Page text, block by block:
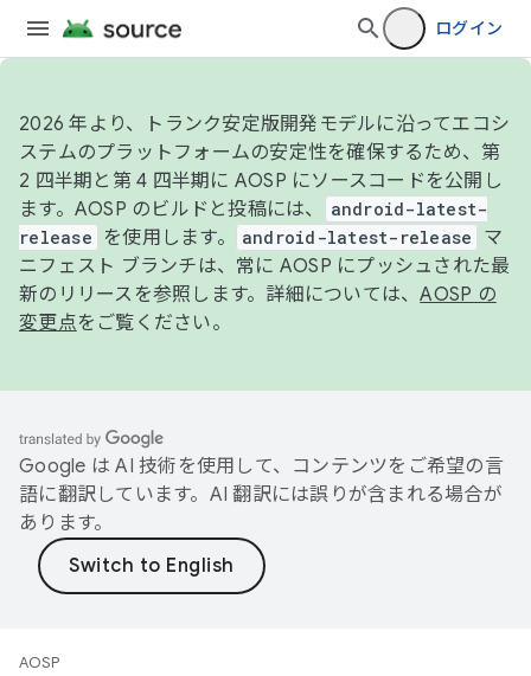
ログイン
2026 年より、トランク安定版開発モデルに沿ってエコシ
ステムのプラットフォームの安定性を確保するため、第
2 四半期と第 4 四半期に AOSP にソースコードを公開し
ます。AOSP のビルドと投稿には、
android-latest-
release
を使用します。 android-latest-release
マ
ニフェスト ブランチは、常に AOSP にプッシュされた最
新のリリースを参照します。詳細については、AOSP の
変更点をご覧ください。
Google は AI 技術を使用して、コンテンツをご希望の言
語に翻訳しています。AI 翻訳には誤りが含まれる場合が
あります。
AOSP